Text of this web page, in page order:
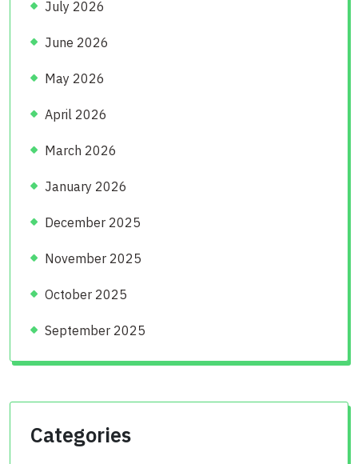
July 2026
June 2026
May 2026
April 2026
March 2026
January 2026
December 2025
November 2025
October 2025
September 2025
Categories